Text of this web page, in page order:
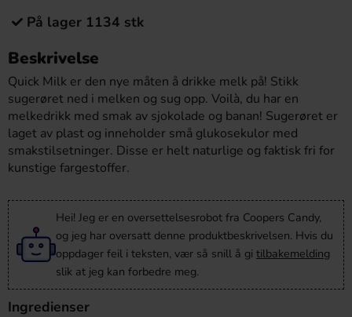
På lager 1134 stk
Beskrivelse
Quick Milk er den nye måten å drikke melk på! Stikk
sugerøret ned i melken og sug opp. Voilà, du har en
melkedrikk med smak av sjokolade og banan! Sugerøret er
laget av plast og inneholder små glukosekulor med
smakstilsetninger. Disse er helt naturlige og faktisk fri for
kunstige fargestoffer.
Hei! Jeg er en oversettelsesrobot fra Coopers Candy,
og jeg har oversatt denne produktbeskrivelsen. Hvis du
oppdager feil i teksten, vær så snill å gi tilbakemelding
slik at jeg kan forbedre meg.
Ingredienser